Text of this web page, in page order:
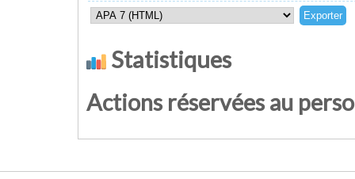
Statistiques
Actions réservées au